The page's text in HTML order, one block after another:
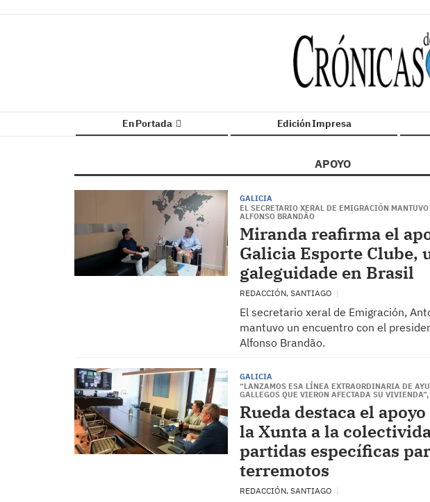
En Portada Edición Impresa
APOYO
GALICIA
EL SECRETARIO XERAL DE EMIGRACIÓN
ALFONSO BRANDÃO
Miranda reafirma el
Galicia Esporte Clube,
galeguidade en Brasil
REDACCIÓN, SANTIAGO
El secretario xeral de Emigración,
mantuvo un encuentro con el
Alfonso Brandão.
GALICIA
“LANZAMOS ESA LÍNEA EXTRAORDINARIA DE
GALLEGOS QUE VIERON AFECTADA SU
Rueda destaca el
la Xunta a la
partidas específicas
terremotos
REDACCIÓN, SANTIAGO